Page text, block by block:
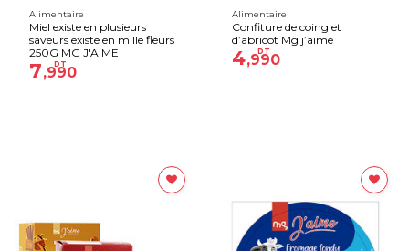
Alimentaire
Miel existe en plusieurs
saveurs existe en mille fleurs
250G MG J'AIME
7,990
DT
Alimentaire
Confiture de coing et
d’abricot Mg j’aime
4,990
DT